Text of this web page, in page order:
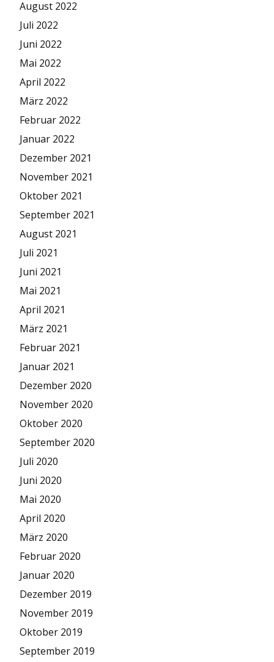
August 2022
Juli 2022
Juni 2022
Mai 2022
April 2022
März 2022
Februar 2022
Januar 2022
Dezember 2021
November 2021
Oktober 2021
September 2021
August 2021
Juli 2021
Juni 2021
Mai 2021
April 2021
März 2021
Februar 2021
Januar 2021
Dezember 2020
November 2020
Oktober 2020
September 2020
Juli 2020
Juni 2020
Mai 2020
April 2020
März 2020
Februar 2020
Januar 2020
Dezember 2019
November 2019
Oktober 2019
September 2019